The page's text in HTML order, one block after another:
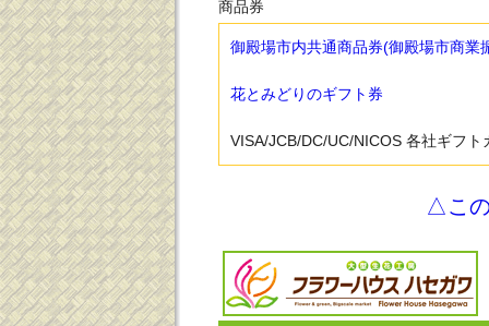
商品券
御殿場市内共通商品券(御殿場市商業
花とみどりのギフト券
VISA/JCB/DC/UC/NICOS 各社ギフト
△こ